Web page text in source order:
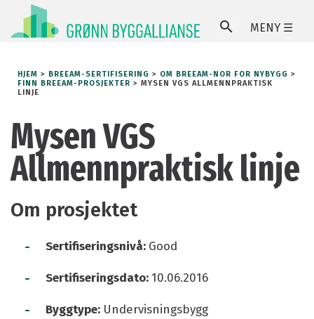
MENY ☰
HJEM > BREEAM-SERTIFISERING > OM BREEAM-NOR FOR NYBYGG >
FINN BREEAM-PROSJEKTER > MYSEN VGS ALLMENNPRAKTISK
LINJE
Mysen VGS
Allmennpraktisk linje
Om prosjektet
- Sertifiseringsnivå: Good
- Sertifiseringsdato:10.06.2016
- Byggtype: Undervisningsbygg